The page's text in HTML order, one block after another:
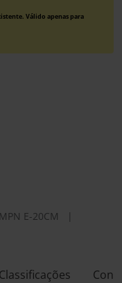
Válido apenas para
MPN E-20CM
Classificações